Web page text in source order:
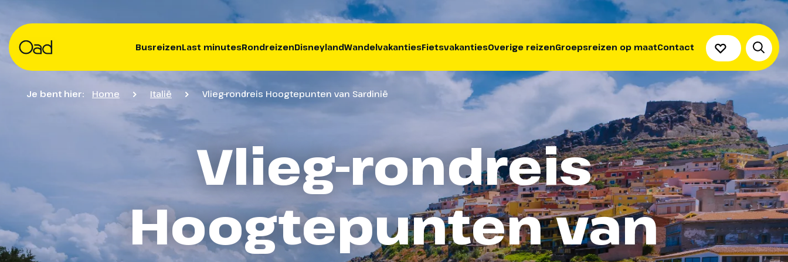
BusreizenLast minutesRondreizenDisneylandWandelvakantiesFietsvakantiesOverige reizenGroepsreizen op maatContact
Je bent hier: Home Italië Vlieg-rondreis Hoogtepunten van Sardinië
Vlieg-rondreis
Hoogtepunten van